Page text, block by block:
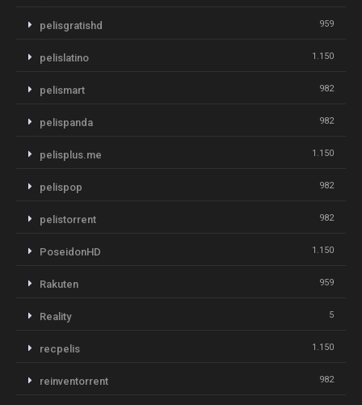
pelisgratishd 959
pelislatino 1.150
pelismart 982
pelispanda 982
pelisplus.me 1.150
pelispop 982
pelistorrent 982
PoseidonHD 1.150
Rakuten 959
Reality 5
recpelis 1.150
reinventorrent 982